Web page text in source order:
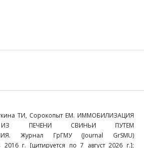
ТИ, Сорокопыт ЕМ. ИММОБИЛИЗАЦИЯ
ИЗ ПЕЧЕНИ СВИНЬИ ПУТЕМ
Журнал ГрГМУ (Journal GrSMU)
г. [цитируется по 7 август 2026 г.];